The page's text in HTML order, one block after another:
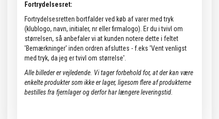
Fortrydelsesret:
Fortrydelsesretten bortfalder ved køb af varer med tryk
(klublogo, navn, initialer, nr eller firmalogo). Er du i tvivl om
størrelsen, så anbefaler vi at kunden notere dette i feltet
'Bemærkninger' inden ordren afsluttes - f.eks 'Vent venligst
med tryk, da jeg er tvivl om størrelse'.
Alle billeder er vejledende. Vi tager forbehold for, at der kan være
enkelte produkter som ikke er lager, ligesom flere af produkterne
bestilles fra fjernlager og derfor har længere leveringstid.